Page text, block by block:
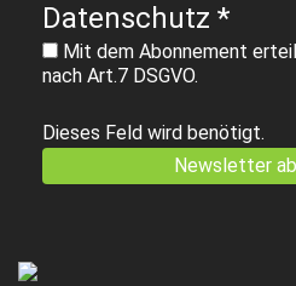
Datenschutz *
Mit dem Abonnement
nach Art.7 DSGVO.
Dieses Feld wird benötigt.